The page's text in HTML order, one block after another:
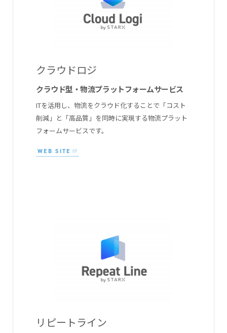
クラウドロジ
クラウド型・物流プラットフォームサービス
ITを活用し、物流をクラウド化することで「コスト
削減」と「高品質」を同時に実現する物流プラット
フォームサービスです。
WEB SITE
リピートライン